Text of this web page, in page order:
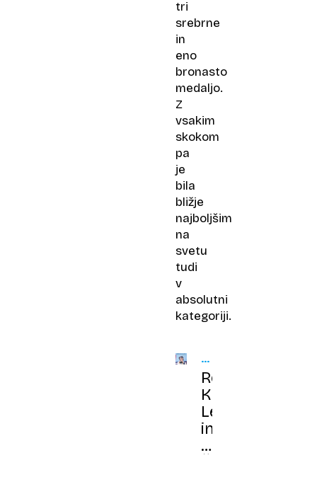
tri
srebrne
in
eno
bronasto
medaljo.
Z
vsakim
skokom
pa
je
bila
bližje
najboljšim
na
svetu
tudi
v
absolutni
kategoriji.
OSEM
OSEBNOSTI
LETA
Rebeka
Kropivšek
Leskovar,
inženirka
leta: